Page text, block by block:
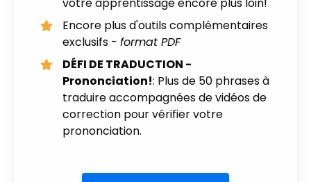
votre apprentissage encore plus loin!
Encore plus d'outils complémentaires
exclusifs - format PDF
DÉFI DE TRADUCTION -
Prononciation!: Plus de 50 phrases à
traduire accompagnées de vidéos de
correction pour vérifier votre
prononciation.